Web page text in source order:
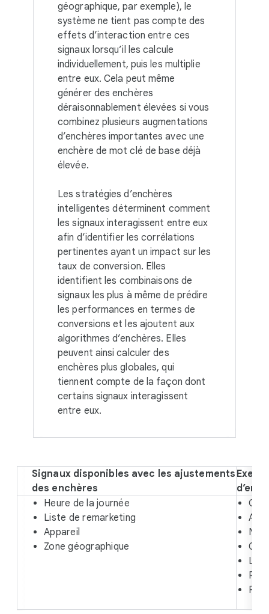
géographique, par exemple), le
système ne tient pas compte des
effets d’interaction entre ces
signaux lorsqu’il les calcule
individuellement, puis les multiplie
entre eux. Cela peut même
générer des enchères
déraisonnablement élevées si vous
combinez plusieurs augmentations
d’enchères importantes avec une
enchère de mot clé de base déjà
élevée.
Les stratégies d’enchères
intelligentes déterminent comment
les signaux interagissent entre eux
afin d’identifier les corrélations
pertinentes ayant un impact sur les
taux de conversion. Elles
identifient les combinaisons de
signaux les plus à même de prédire
les performances en termes de
conversions et les ajoutent aux
algorithmes d’enchères. Elles
peuvent ainsi calculer des
enchères plus globales, qui
tiennent compte de la façon dont
certains signaux interagissent
entre eux.
Signaux disponibles avec les ajustements
des enchères
Heure de la journée
Liste de remarketing
Appareil
Zone géographique
OS